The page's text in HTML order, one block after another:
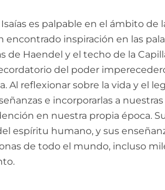
es palpable en el ámbito de
encontrado inspiración en las
de Haendel y el techo de la
del poder
Al reflexionar sobre la vida y el
e incorporarlas a
en nuestra propia época.
espíritu humano, y sus
de todo el mundo, incluso